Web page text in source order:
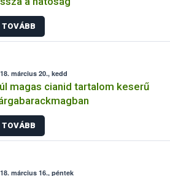
TOVÁBB
március 20., kedd
magas cianid tartalom keserű
TOVÁBB
március 16., péntek